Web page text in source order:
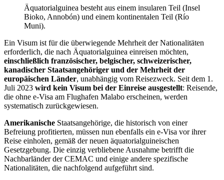
Äquatorialguinea besteht aus einem insularen Teil (Insel
Bioko, Annobón) und einem kontinentalen Teil (Río
Muni).
Ein Visum ist für die überwiegende Mehrheit der Nationalitäten
erforderlich, die nach Äquatorialguinea einreisen möchten,
einschließlich französischer, belgischer, schweizerischer,
kanadischer Staatsangehöriger und der Mehrheit der
europäischen Länder, unabhängig vom Reisezweck. Seit dem 1.
Juli 2023 wird kein Visum bei der Einreise ausgestellt: Reisende,
die ohne e-Visa am Flughafen Malabo erscheinen, werden
systematisch zurückgewiesen.
Amerikanische Staatsangehörige, die historisch von einer
Befreiung profitierten, müssen nun ebenfalls ein e-Visa vor ihrer
Reise einholen, gemäß der neuen äquatorialguineischen
Gesetzgebung. Die einzig verbliebene Ausnahme betrifft die
Nachbarländer der CEMAC und einige andere spezifische
Nationalitäten, die nachfolgend aufgeführt sind.